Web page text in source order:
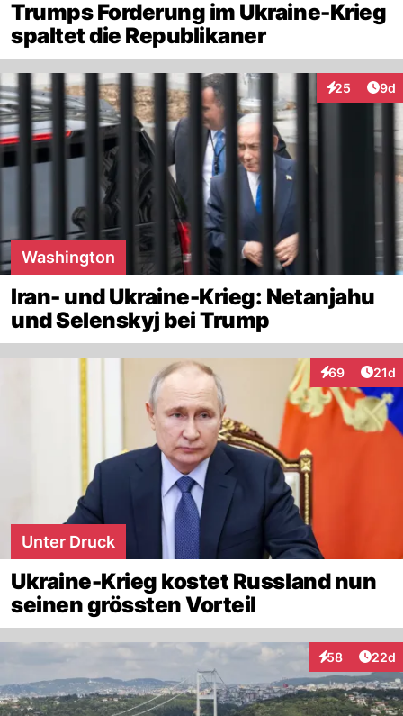
Trumps Forderung im Ukraine-Krieg
spaltet die Republikaner
25
Interaktionen
9d
Washington
Iran- und Ukraine-Krieg: Netanjahu
und Selenskyj bei Trump
69
Interaktionen
21d
Unter Druck
Ukraine-Krieg kostet Russland nun
seinen grössten Vorteil
58
Interaktionen
22d